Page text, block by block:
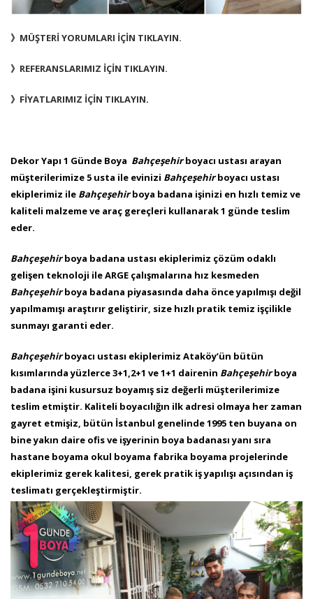
》MÜŞTERİ YORUMLARI İÇİN TIKLAYIN.
》REFERANSLARIMIZ İÇİN TIKLAYIN.
》FİYATLARIMIZ İÇİN TIKLAYIN.
Dekor Yapı 1 Günde Boya Bahçeşehirboyacı ustası arayan
müşterilerimize 5 usta ile evinizi Bahçeşehirboyacı ustası
ekiplerimiz ile Bahçeşehirboya badana işinizi en hızlı temiz ve
kaliteli malzeme ve araç gereçleri kullanarak 1 günde teslim
eder.
Bahçeşehirboya badana ustası ekiplerimiz çözüm odaklı
gelişen teknoloji ile ARGE çalışmalarına hız kesmeden
Bahçeşehirboya badana piyasasında daha önce yapılmışı değil
yapılmamışı araştırır geliştirir, size hızlı pratik temiz işçilikle
sunmayı garanti eder.
Bahçeşehirboyacı ustası ekiplerimiz Ataköy’ün bütün
kısımlarında yüzlerce 3+1,2+1 ve 1+1 dairenin Bahçeşehirboya
badana işini kusursuz boyamış siz değerli müşterilerimize
teslim etmiştir. Kaliteli boyacılığın ilk adresi olmaya her zaman
gayret etmişiz, bütün İstanbul genelinde 1995 ten buyana on
bine yakın daire ofis ve işyerinin boya badanası yanı sıra
hastane boyama okul boyama fabrika boyama projelerinde
ekiplerimiz gerek kalitesi, gerek pratik iş yapılışı açısından iş
teslimatı gerçekleştirmiştir.